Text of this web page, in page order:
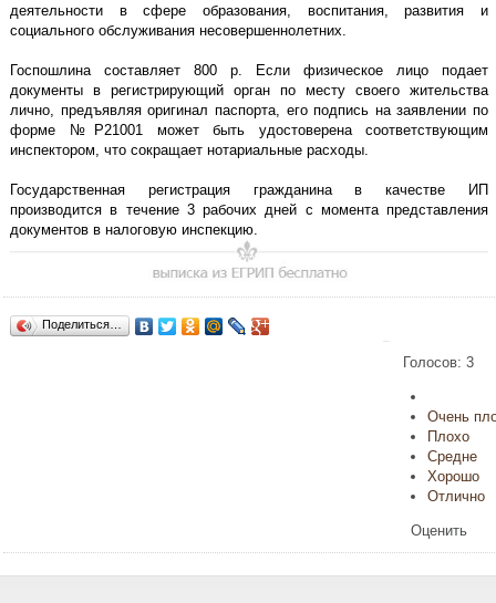
деятельности в сфере образования, воспитания, развития и
социального обслуживания несовершеннолетних.
Госпошлина составляет 800 р. Если физическое лицо подает
документы в регистрирующий орган по месту своего жительства
лично, предъявляя оригинал паспорта, его подпись на заявлении по
форме №Р21001 может быть удостоверена соответствующим
инспектором, что сокращает нотариальные расходы.
Государственная регистрация гражданина в качестве ИП
производится в течение 3 рабочих дней с момента представления
документов в налоговую инспекцию.
Поделиться…
Голосов: 3
Очень
Плохо
Средне
Хорошо
Отлично
Оценить